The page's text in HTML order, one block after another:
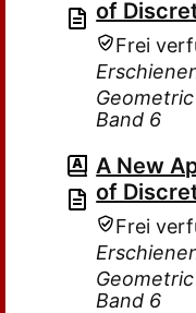
of
Frei
Band 6
A New
of
Frei
Band 6